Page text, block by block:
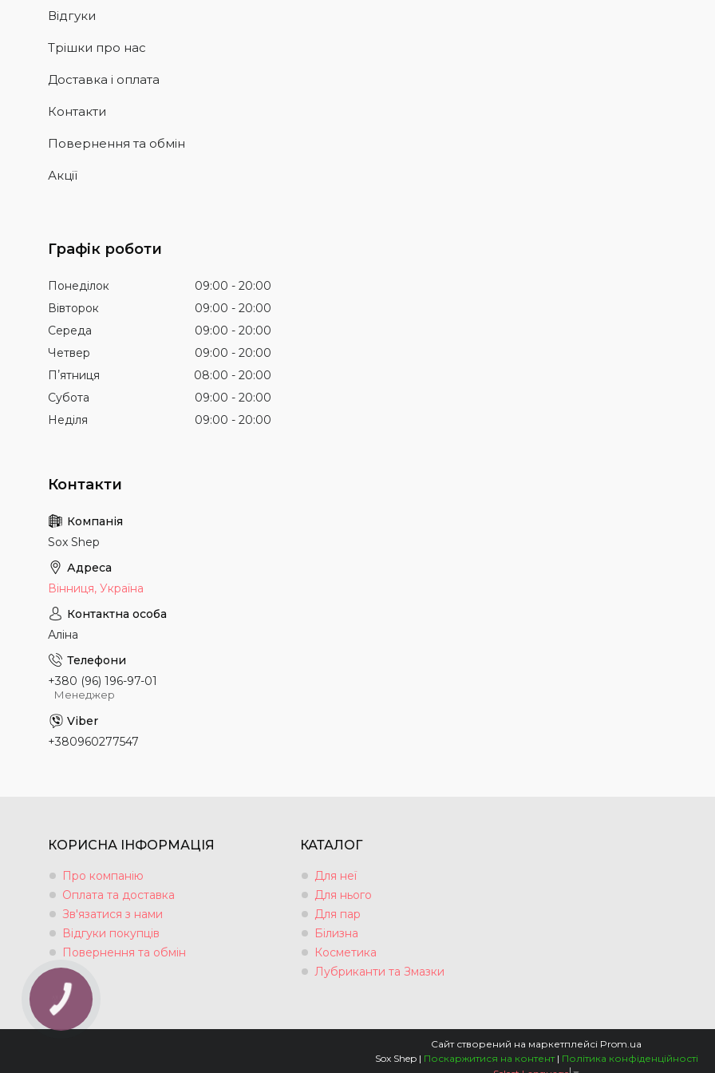
Відгуки
Трішки про нас
Доставка і оплата
Контакти
Повернення та обмін
Акції
Графік роботи
Понеділок 09:00
20:00
Вівторок
09:00
20:00
Середа
09:00
20:00
Четвер
09:00
20:00
Пʼятниця
08:00
20:00
Субота
09:00
20:00
Неділя
09:00 20:00
Sox Shep
Вінниця, Україна
Аліна
+380 (96) 196-97-01
Менеджер
+380960277547
КОРИСНА ІНФОРМАЦІЯ
Про компанію
Оплата та доставка
Зв'язатися з нами
Відгуки покупців
Повернення та обмін
КАТАЛОГ
Для неї
Для нього
Для пар
Білизна
Косметика
Лубриканти та Змазки
Сайт створений на маркетплейсі Prom.ua
Sox Shep | Поскаржитися на контент | Політика конфіденційності
КНОПКА
ЗВ'ЯЗКУ